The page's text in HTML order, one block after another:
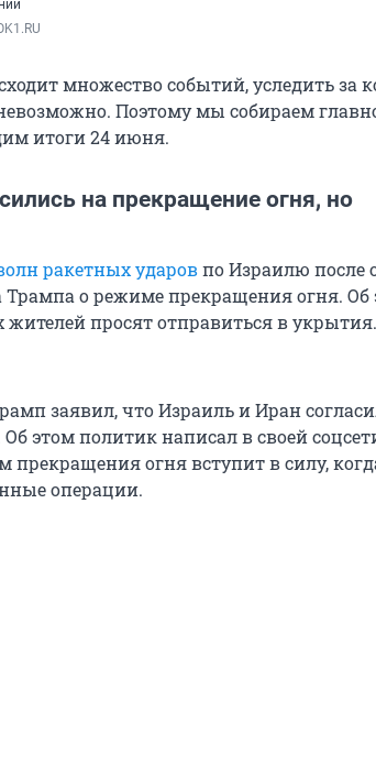
множество событий, уследить за
Поэтому мы собираем
итоги 24 июня.
на прекращение огня, но
ракетных ударовпо Израилю после
о режиме прекращения огня. Об
просят отправиться в
заявил, что Израиль и Иран
Об этом политик написал в своей
прекращения огня вступит в силу,
операции.